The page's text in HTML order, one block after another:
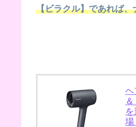
【ビラクル】であれば
ヘ
場